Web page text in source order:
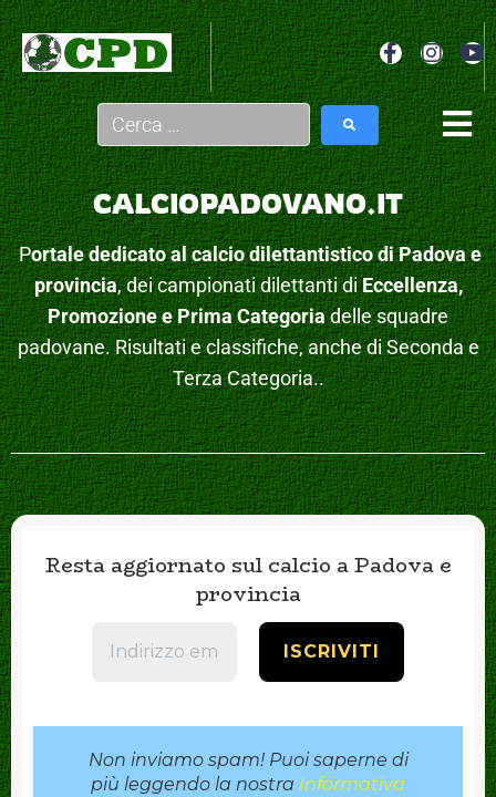
CALCIOPADOVANO.IT
Portale dedicato al calcio dilettantistico di Padova e
provincia, dei campionati dilettanti diEccellenza,
Promozione e Prima Categoriadelle squadre
padovane. Risultati e classifiche, anche di Seconda e
Terza Categoria..
Resta aggiornato sul calcio a Padova e
provincia
Non inviamo spam! Puoi saperne di
più leggendo la nostra Informativa